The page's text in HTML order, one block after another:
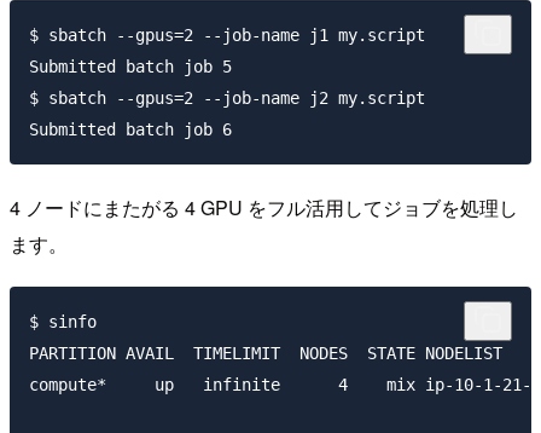
$ sbatch --gpus=2 --job-name j1 my.script
Submitted batch job 5
$ sbatch --gpus=2 --job-name j2 my.script
4 ノードにまたがる 4 GPU をフル活用してジョブを処理し
ます。
$ sinfo
PARTITION AVAIL  TIMELIMIT  NODES  STATE NODELIST
compute*     up   infinite      4    mix ip-10-1-21-